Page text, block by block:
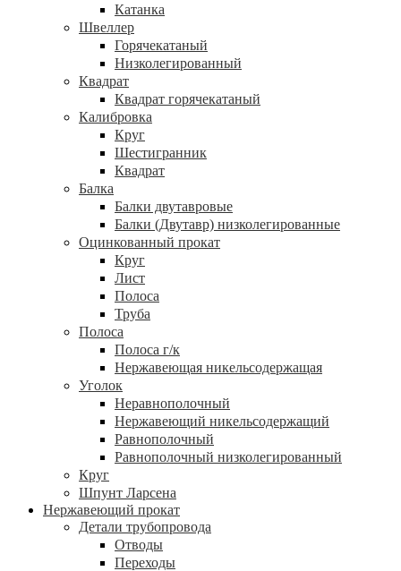
Катанка
Швеллер
Горячекатаный
Низколегированный
Квадрат
Квадрат горячекатаный
Калибровка
Круг
Шестигранник
Квадрат
Балка
Балки двутавровые
Балки (Двутавр) низколегированные
Оцинкованный прокат
Круг
Лист
Полоса
Труба
Полоса
Полоса г/к
Нержавеющая никельсодержащая
Уголок
Неравнополочный
Нержавеющий никельсодержащий
Равнополочный
Равнополочный низколегированный
Круг
Шпунт Ларсена
Нержавеющий прокат
Детали трубопровода
Отводы
Переходы